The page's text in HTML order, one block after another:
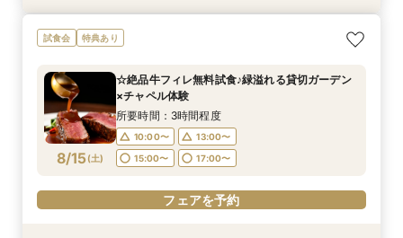
8/14(金)
【直前予約◎】初めての見学でも安心！見学×見
積り相談会
10:00〜
15:00〜
17:00〜
フェアを予約
8/14(金)
［タイパ重視］90分で相談会＆館内見学フェア
10:00〜
13:00〜
15:00〜
19:00〜
フェアを予約
8/14(金)
☆【衣裳重視】ドレスサロンでの試着メインフェ
ア×カラー診断
10:00〜
16:00〜
フェアを予約
8/14(金)
［韓国風レタッチが人気！］フォトウエディング
相談会
10:00〜
14:00〜
16:00〜
18:00〜
8/14(金)
［少人数貸切ウェディング］BIG特典×絶品牛
フィレ試食
10:00〜
フェアを予約
8/14(金)
［★平日限定★］全館ゆったり見学×絶品ランチ
付き相談会
10:00〜
フェアを予約
8/14(金)
平日【予算も安心◎】6ヶ月以内★マタニティ＆
パパママキッズ婚
10:00〜
フェアを予約
試食会 特典あり
8/15(土)
☆絶品牛フィレ無料試食♪緑溢れる貸切ガーデン
×チャペル体験
所要時間：3時間程度
10:00〜
13:00〜
15:00〜
17:00〜
フェアを予約